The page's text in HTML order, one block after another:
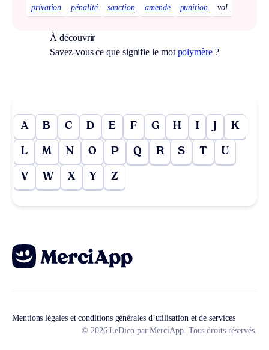
privation pénalité sanction amende punition vol
À découvrir
Savez-vous ce que signifie le mot polymère?
A B C D E F G H I J K
L M N O P Q R S T U
V W X Y Z
Mentions légales et conditions générales d’utilisation et de services
© 2026 LeDico par MerciApp. Tous droits réservés.